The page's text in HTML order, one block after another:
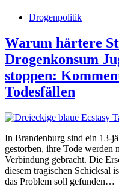
Drogenpolitik
Warum härtere
Drogenkonsum
stoppen:
Todesfällen
In Brandenburg sind ein 13-
gestorben, ihre Tode werden
Verbindung gebracht. Die
diesem tragischen Schicksal
das Problem soll gefunden…